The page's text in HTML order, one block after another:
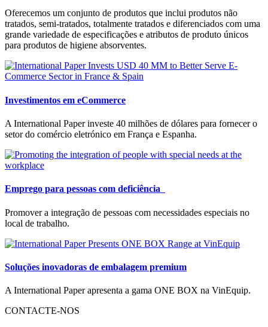
Oferecemos um conjunto de produtos que inclui produtos não
tratados, semi-tratados, totalmente tratados e diferenciados com uma
grande variedade de especificações e atributos de produto únicos
para produtos de higiene absorventes.
Investimentos em eCommerce
A International Paper investe 40 milhões de dólares para fornecer o
setor do comércio eletrónico em França e Espanha.
Emprego para pessoas com deficiência
Promover a integração de pessoas com necessidades especiais no
local de trabalho.
Soluções inovadoras de embalagem premium
A International Paper apresenta a gama ONE BOX na VinEquip.
CONTACTE-NOS